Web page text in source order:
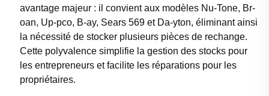
avantage majeur : il convient aux modèles Nu-Tone, Br-
oan, Up-pco, B-ay, Sears 569 et Da-yton, éliminant ainsi
la nécessité de stocker plusieurs pièces de rechange.
Cette polyvalence simplifie la gestion des stocks pour
les entrepreneurs et facilite les réparations pour les
propriétaires.